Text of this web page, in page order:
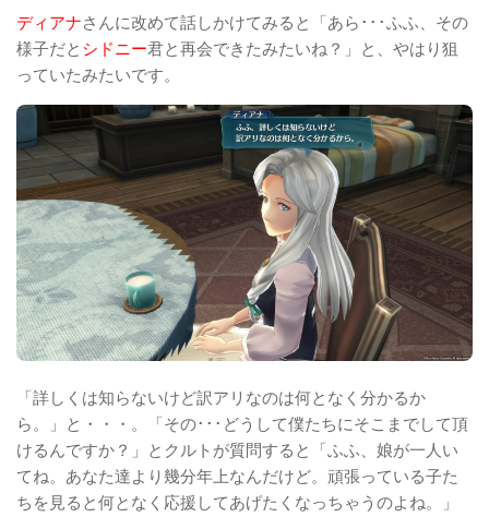
ディアナさんに改めて話しかけてみると「あら･･･ふふ、その
様子だと シドニー君と再会できたみたいね？」と、やはり狙
っていたみたいです。
「詳しくは知らないけど訳アリなのは何となく分かるか
ら。」と・・・。「その･･･どうして僕たちにそこまでして頂
けるんですか？」とクルトが質問すると「ふふ、娘が一人い
てね。あなた達より幾分年上なんだけど。頑張っている子た
ちを見ると何となく応援してあげたくなっちゃうのよね。」